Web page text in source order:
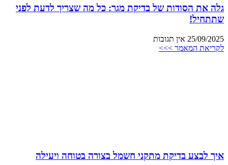
גלה את הסודות של בדיקת מגר: כל מה שצריך לדעת לפני
שתתחיל!
25/09/2025 אין תגובות
לקריאת המאמר >>>
איך לבצע בדיקת מתקני חשמל בצורה בטוחה ויעילה